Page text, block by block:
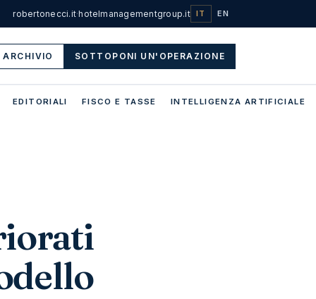
robertonecci.it·hotelmanagementgroup.it IT EN
ARCHIVIO SOTTOPONI UN'OPERAZIONE
EDITORIALI FISCO E TASSE INTELLIGENZA ARTIFICIALE